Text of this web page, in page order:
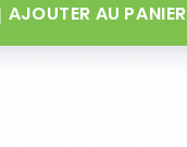
AJOUTER AU PANIER